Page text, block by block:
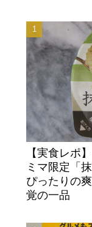
【実食レポ
ミマ限定「
ぴったりの
覚の一品